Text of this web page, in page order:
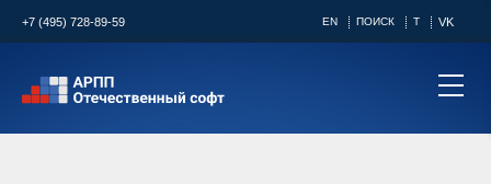
+7 (495) 728-89-59 EN ПОИСК T VK